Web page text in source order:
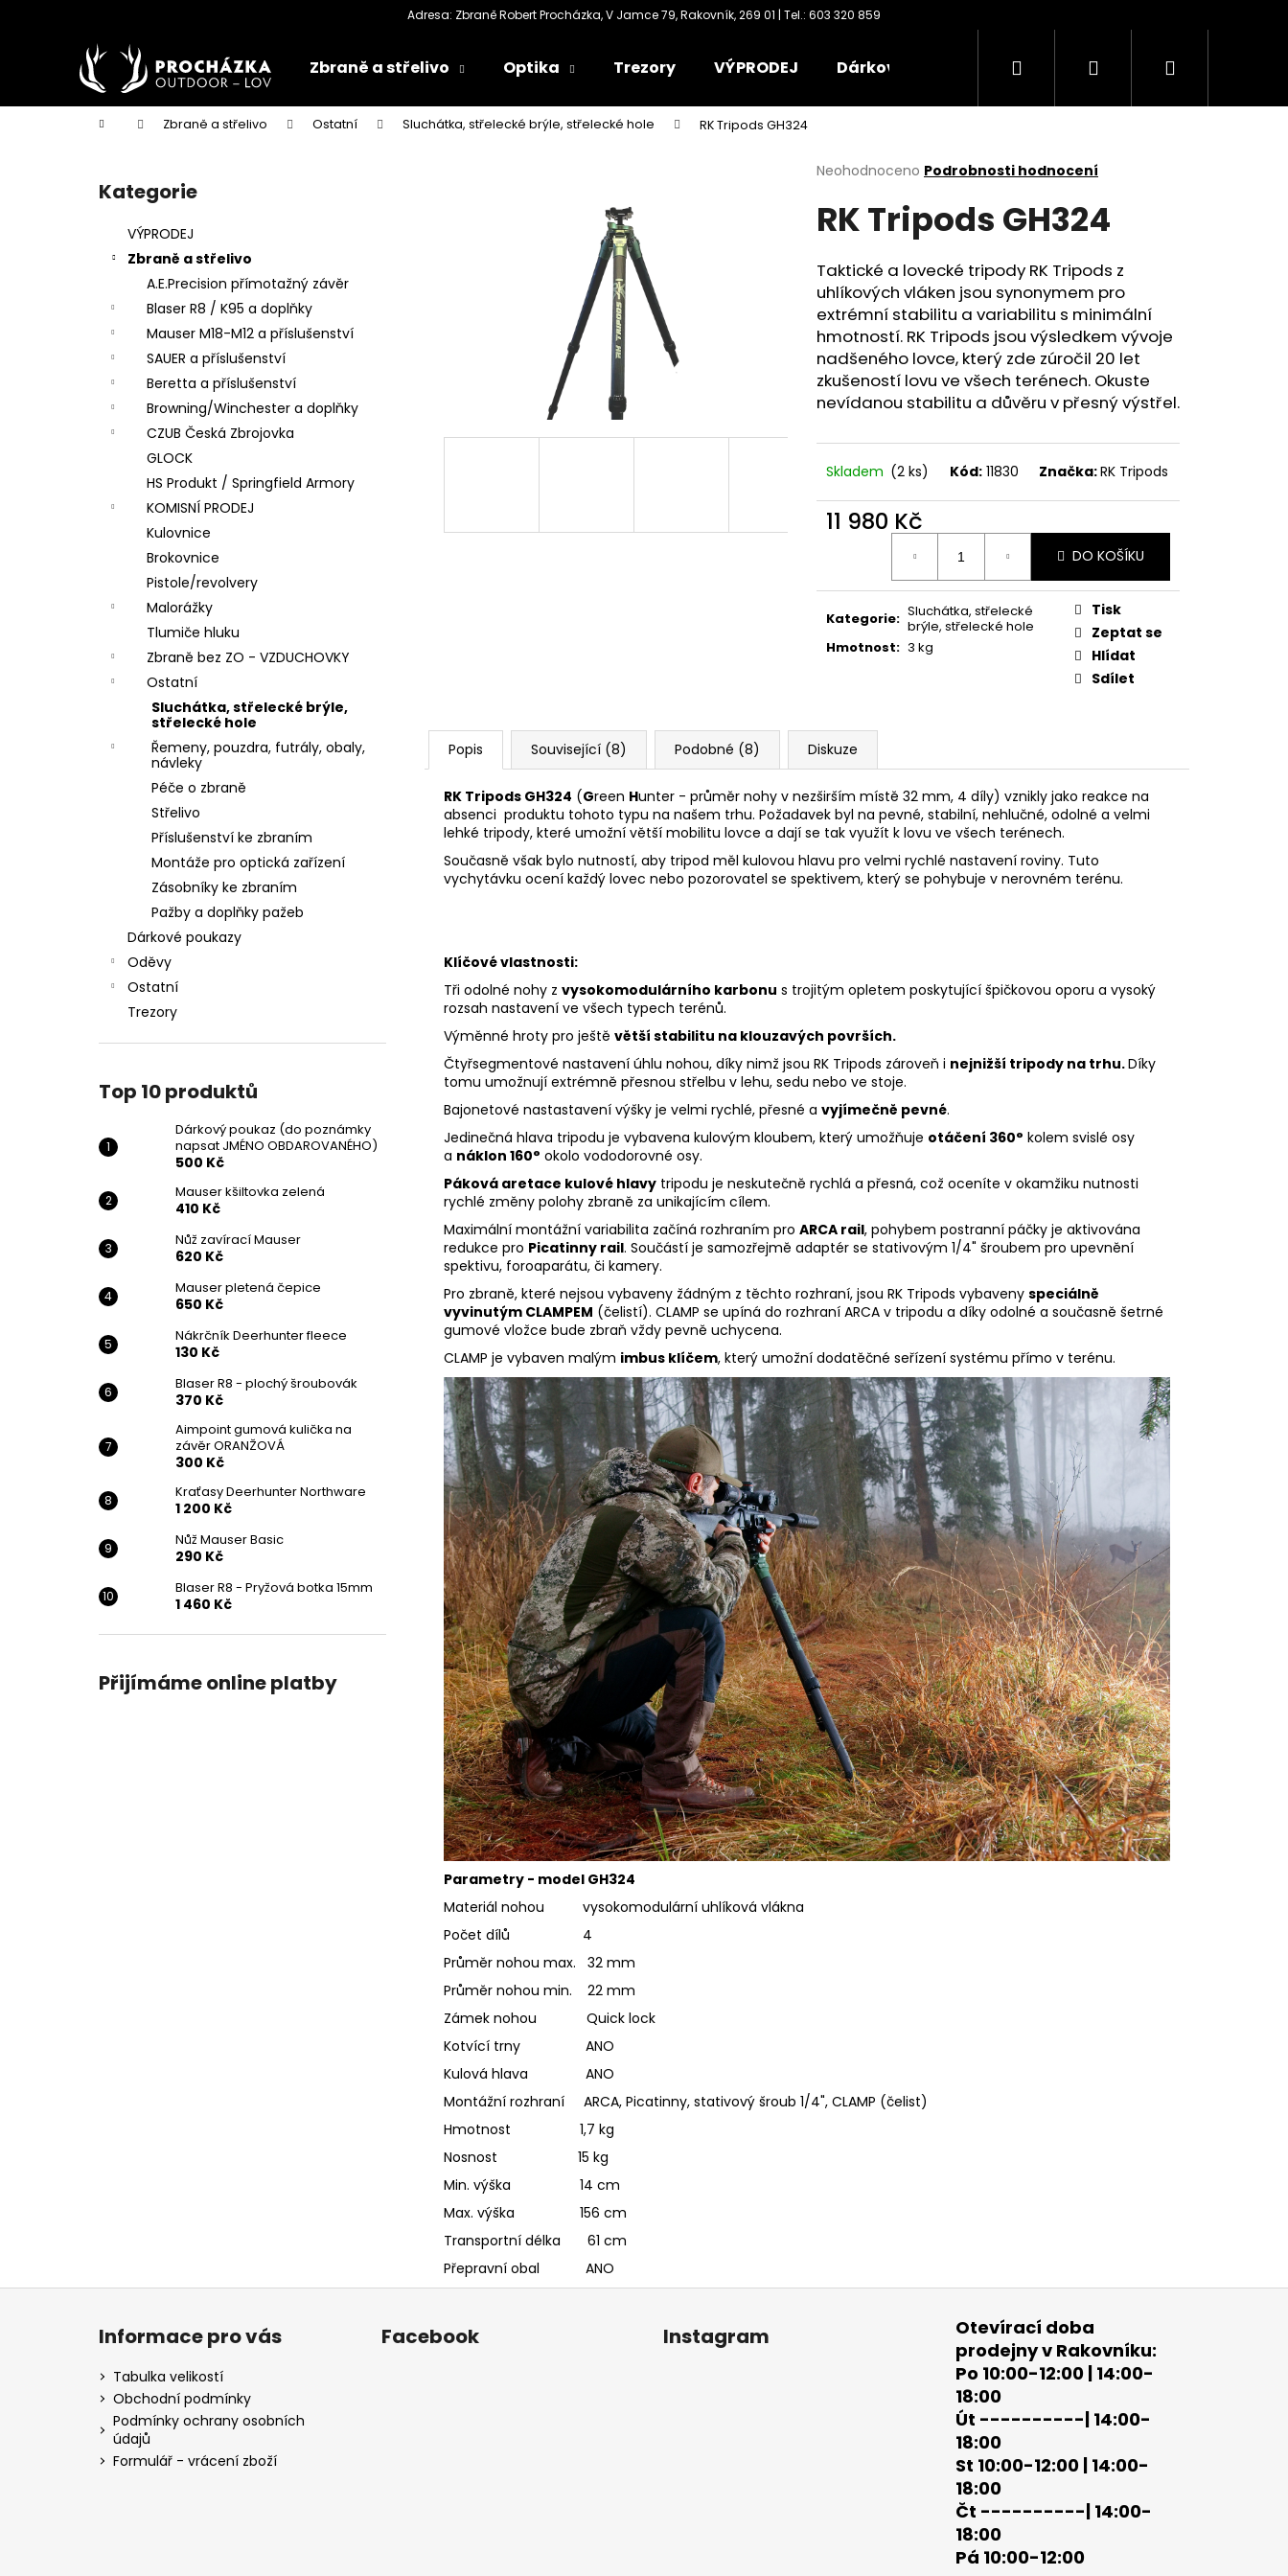
Zbraně a střelivo Optika Trezory VÝPRODEJ Dárkové poukazy Oděvy Kontakty
Hledat PřihlášeníNákupní
Domů Zbraně a střelivo Ostatní Sluchátka, střelecké brýle, střelecké hole RK Tripods GH324
Přeskočit
kategorie
Kategorie
VÝPRODEJ
Zbraně a střelivo
A.E.Precision přímotažný závěr
Blaser R8 / K95 a doplňky
Mauser M18-M12 a příslušenství
SAUER a příslušenství
Beretta a příslušenství
Browning/Winchester a doplňky
CZUB Česká Zbrojovka
GLOCK
HS Produkt / Springfield Armory
KOMISNÍ PRODEJ
Kulovnice
Brokovnice
Pistole/revolvery
Malorážky
Tlumiče hluku
Zbraně bez ZO - VZDUCHOVKY
Ostatní
Sluchátka, střelecké brýle,
střelecké hole
Řemeny, pouzdra, futrály, obaly,
návleky
Péče o zbraně
Střelivo
Příslušenství ke zbraním
Montáže pro optická zařízení
Zásobníky ke zbraním
Pažby a doplňky pažeb
Dárkové poukazy
Oděvy
Ostatní
Trezory
Top 10 produktů
Dárkový poukaz (do poznámky
napsat JMÉNO OBDAROVANÉHO)
500 Kč
Mauser kšiltovka zelená
410 Kč
Nůž zavírací Mauser
620 Kč
Mauser pletená čepice
650 Kč
Nákrčník Deerhunter fleece
130 Kč
Blaser R8 - plochý šroubovák
370 Kč
Aimpoint gumová kulička na
závěr ORANŽOVÁ
300 Kč
Kraťasy Deerhunter Northware
1 200 Kč
Nůž Mauser Basic
290 Kč
Blaser R8 - Pryžová botka 15mm
1 460 Kč
Přijímáme online platby
Průměrné
produktu
je
z
5
hvězdiček.
Neohodnoceno Podrobnosti hodnocení
RK Tripods GH324
Taktické a lovecké tripody RK Tripods z
uhlíkových vláken jsou synonymem pro
extrémní stabilitu a variabilitu s minimální
hmotností. RK Tripods jsou výsledkem vývoje
nadšeného lovce, který zde zúročil 20 let
zkušeností lovu ve všech terénech. Okuste
nevídanou stabilitu a důvěru v přesný výstřel.
Skladem (2 ks) Kód: 11830 Značka:RK Tripods
11 980 Kč
DO KOŠÍKU
Kategorie: Sluchátka, střelecké
brýle, střelecké hole
Hmotnost: 3 kg
Tisk
Zeptat se
Hlídat
Sdílet
Popis Související (8) Podobné (8) Diskuze
RK Tripods GH324 (Green Hunter - průměr nohy v nezširším místě 32 mm, 4 díly) vznikly jako reakce na
absenci produktu tohoto typu na našem trhu. Požadavek byl na pevné, stabilní, nehlučné, odolné a velmi
lehké tripody, které umožní větší mobilitu lovce a dají se tak využít k lovu ve všech terénech.
Současně však bylo nutností, aby tripod měl kulovou hlavu pro velmi rychlé nastavení roviny. Tuto
vychytávku ocení každý lovec nebo pozorovatel se spektivem, který se pohybuje v nerovném terénu.
Klíčové vlastnosti:
Tři odolné nohy z vysokomodulárního karbonu s trojitým opletem poskytující špičkovou oporu a vysoký
rozsah nastavení ve všech typech terénů.
Výměnné hroty pro ještě větší stabilitu na klouzavých površích.
Čtyřsegmentové nastavení úhlu nohou, díky nimž jsou RK Tripods zároveň i nejnižší tripody na trhu.Díky
tomu umožnují extrémně přesnou střelbu v lehu, sedu nebo ve stoje.
Bajonetové nastastavení výšky je velmi rychlé, přesné a vyjímečně pevné.
Jedinečná hlava tripodu je vybavena kulovým kloubem, který umožňuje otáčení 360° kolem svislé osy
a náklon 160° okolo vododorovné osy.
Páková aretace kulové hlavy tripodu je neskutečně rychlá a přesná, což oceníte v okamžiku nutnosti
rychlé změny polohy zbraně za unikajícím cílem.
Maximální montážní variabilita začíná rozhraním pro ARCA rail, pohybem postranní páčky je aktivována
redukce pro Picatinny rail. Součástí je samozřejmě adaptér se stativovým 1/4" šroubem pro upevnění
spektivu, foroaparátu, či kamery.
Pro zbraně, které nejsou vybaveny žádným z těchto rozhraní, jsou RK Tripods vybaveny speciálně
vyvinutým CLAMPEM (čelistí). CLAMP se upíná do rozhraní ARCA v tripodu a díky odolné a současně šetrné
gumové vložce bude zbraň vždy pevně uchycena.
CLAMP je vybaven malým imbus klíčem, který umožní dodatěčné seřízení systému přímo v terénu.
Parametry - model GH324
Materiál nohou vysokomodulární uhlíková vlákna
Počet dílů 4
Průměr nohou max. 32 mm
Průměr nohou min. 22 mm
Zámek nohou Quick lock
Kotvící trny ANO
Kulová hlava ANO
Montážní rozhraní ARCA, Picatinny, stativový šroub 1/4", CLAMP (čelist)
Hmotnost 1,7 kg
Nosnost 15 kg
Min. výška 14 cm
Max. výška 156 cm
Transportní délka 61 cm
Přepravní obal ANO
k
Zpět
obchodu
Zpět
obchodu
Co potřebujete najít?
Doporučujeme
Následující
DÁRKOVÝ POUKAZ (DO POZNÁMKY
NAPSAT JMÉNO OBDAROVANÉHO)
500 Kč
MAUSER KŠILTOVKA ZELENÁ
NŮŽ ZAVÍRACÍ MAUSER
Z
Informace pro vás
Tabulka velikostí
Obchodní podmínky
Podmínky ochrany osobních
údajů
Formulář - vrácení zboží
Facebook Instagram
Otevírací doba
prodejny v Rakovníku:
Po 10:00-12:00 | 14:00-
18:00
Út ----------| 14:00-
18:00
St 10:00-12:00 | 14:00-
18:00
Čt ----------| 14:00-
18:00
Pá 10:00-12:00